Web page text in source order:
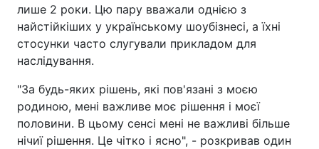
лише 2 роки. Цю пару вважали однією з
найстійкіших у українському шоубізнесі, а їхні
стосунки часто слугували прикладом для
наслідування.
"За будь-яких рішень, які пов'язані з моєю
родиною, мені важливе моє рішення і моєї
половини. В цьому сенсі мені не важливі більше
нічиї рішення. Це чітко і ясно", - розкривав один